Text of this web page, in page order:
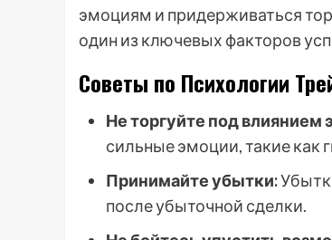
эмоциям и придерживаться
один из ключевых факторов
Советы по Психологии
Не торгуйте под влиянием
сильные эмоции, такие как
Принимайте убытки:
после убыточной сделки.